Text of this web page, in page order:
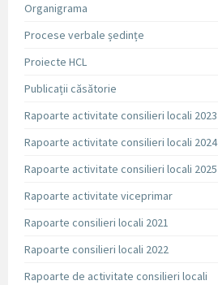
Organigrama
Procese verbale ședințe
Proiecte HCL
Publicații căsătorie
Rapoarte activitate consilieri locali 2023
Rapoarte activitate consilieri locali 2024
Rapoarte activitate consilieri locali 2025
Rapoarte activitate viceprimar
Rapoarte consilieri locali 2021
Rapoarte consilieri locali 2022
Rapoarte de activitate consilieri locali